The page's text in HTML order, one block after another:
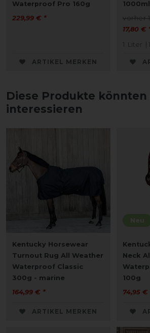
Waterproof Pro 160g
229,99 € *
ARTIKEL MERKEN
1000ml
vorher
17,80 €
1 Liter
Diese Produkte könnten
interessieren
Kentucky Horsewear
Turnout Rug All Weather
Waterproof Classic
300g - marine
164,99 € *
ARTIKEL MERKEN
Neu
Neck
100g
74,95 €